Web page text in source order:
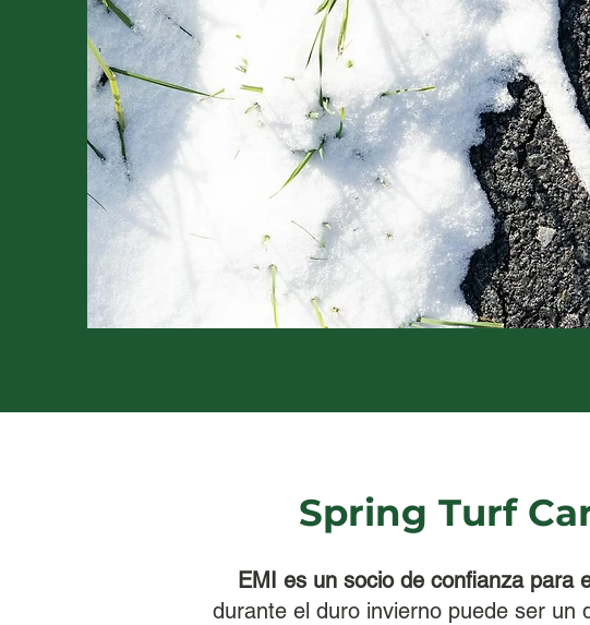
Spring Turf
EMI es un socio de confianza para
durante el duro invierno puede ser un